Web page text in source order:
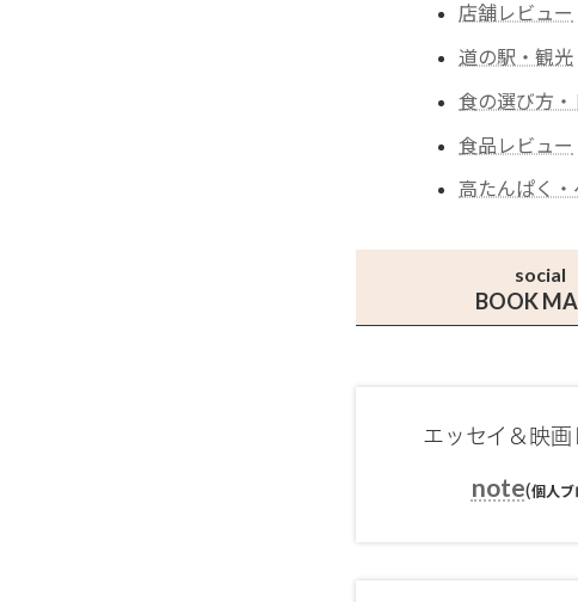
店舗レビュー
道の駅・観光
食の選び方・
食品レビュー
高たんぱく・
social
BOOK
エッセイ＆映画
note(個人ブ